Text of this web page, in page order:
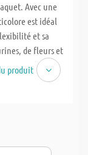
Avec une
est idéal
et sa
de fleurs et
produit